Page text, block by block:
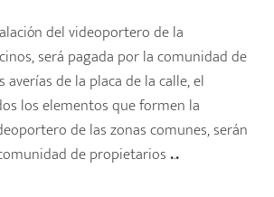
del videoportero de la
será pagada por la comunidad de
averías de la placa de la calle, el
los elementos que formen la
de las zonas comunes, serán
de propietarios...